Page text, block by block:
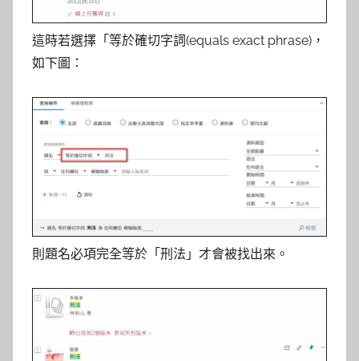
這時若選擇「等於確切字詞(equals exact phrase)，
如下圖：
則題名必項完全等於「刑法」才會被找出來。